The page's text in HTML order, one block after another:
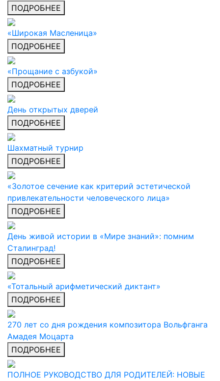
ПОДРОБНЕЕ
«Широкая Масленица»
ПОДРОБНЕЕ
«Прощание с азбукой»
ПОДРОБНЕЕ
День открытых дверей
ПОДРОБНЕЕ
Шахматный турнир
ПОДРОБНЕЕ
«Золотое сечение как критерий эстетической
привлекательности человеческого лица»
ПОДРОБНЕЕ
День живой истории в «Мире знаний»: помним
Сталинград!
ПОДРОБНЕЕ
«Тотальный арифметический диктант»
ПОДРОБНЕЕ
270 лет со дня рождения композитора Вольфганга
Амадея Моцарта
ПОДРОБНЕЕ
ПОЛНОЕ РУКОВОДСТВО ДЛЯ РОДИТЕЛЕЙ: НОВЫЕ